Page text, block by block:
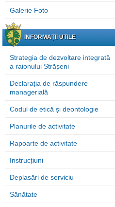
Galerie Foto
INFORMAȚII UTILE
Strategia de dezvoltare integrată
a raionului Strășeni
Declarația de răspundere
managerială
Codul de etică și deontologie
Planurile de activitate
Rapoarte de activitate
Instrucțiuni
Deplasări de serviciu
Sănătate